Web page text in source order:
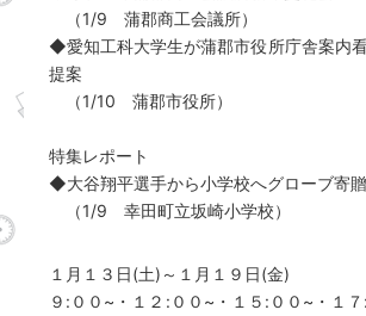
（1/9 蒲郡商工会議所）
◆愛知工科大学生が蒲郡市役所庁舎案内
提案
（1/10 蒲郡市役所）
特集レポート
◆大谷翔平選手から小学校へグローブ寄贈
（1/9 幸田町立坂崎小学校）
１月１３日(土)～１月１９日(金)
９:００~・１２:００~・１５:００~・１